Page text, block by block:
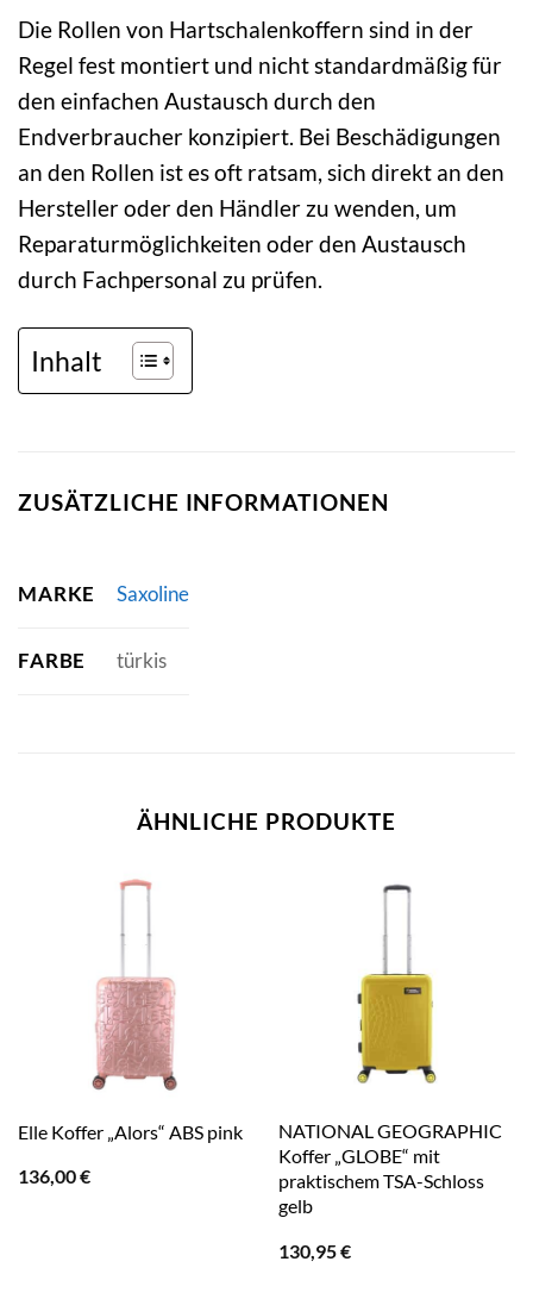
Die Rollen von Hartschalenkoffern sind in der
Regel fest montiert und nicht standardmäßig für
den einfachen Austausch durch den
Endverbraucher konzipiert. Bei Beschädigungen
an den Rollen ist es oft ratsam, sich direkt an den
Hersteller oder den Händler zu wenden, um
Reparaturmöglichkeiten oder den Austausch
durch Fachpersonal zu prüfen.
Inhalt
ZUSÄTZLICHE INFORMATIONEN
MARKE Saxoline
FARBE türkis
ÄHNLICHE PRODUKTE
Elle Koffer „Alors“ ABS pink
136,00€
NATIONAL GEOGRAPHIC
Koffer „GLOBE“ mit
praktischem TSA-Schloss
gelb
130,95€